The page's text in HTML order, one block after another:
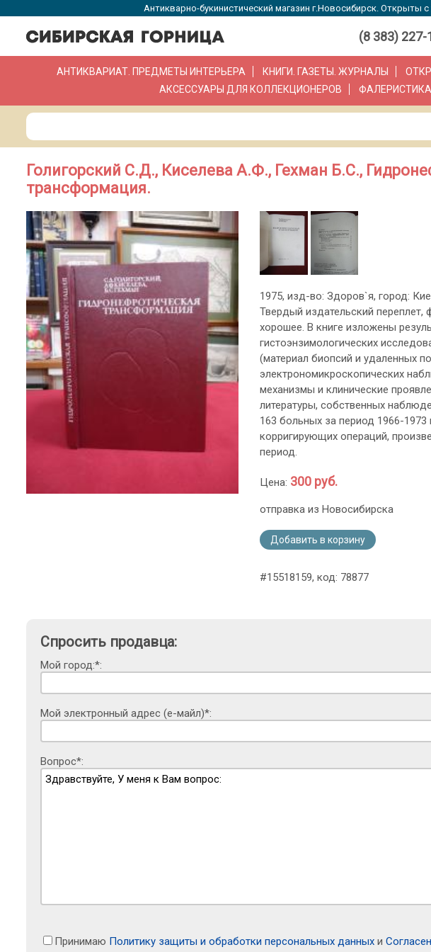
Антикварно-букинистический магазин г.Новосибирск. Открыты
(8 383) 227-
АНТИКВАРИАТ. ПРЕДМЕТЫ ИНТЕРЬЕРА КНИГИ. ГАЗЕТЫ. ЖУРНАЛЫ
АКСЕССУАРЫ ДЛЯ КОЛЛЕКЦИОНЕРОВ
ФАЛЕРИСТИКА
Голигорский С.Д., Киселева А.Ф., Гехман Б.С.,
трансформация.
1975, изд-во: Здоров`я, город:
Твердый издательский
хорошее. В книге изложены
гистоэнзимологических
(материал биопсий и удаленных
электрономикроскопических
механизмы и клинические
литературы, собственных
163 больных за период 1966-
корригирующих операций,
период.
Цена: 300 руб.
отправка из Новосибирска
Добавить в корзину
#15518159, код: 78877
Спросить продавца:
Мой город:*:
Мой электронный адрес (е-майл)*:
Вопрос*:
Принимаю Политику защиты и обработки персональных данных и